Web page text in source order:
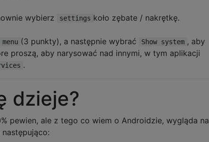
wybierz settings koło zębate / nakrętkę.
(3 punkty), a następnie wybrać Show system , aby
proszą, aby narysować nad innymi, w tym aplikacji
.
dzieje?
pewien, ale z tego co wiem o Androidzie, wygląda na